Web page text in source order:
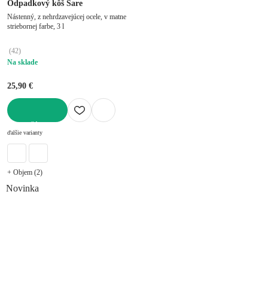
Odpadkový kôš Sare
Nástenný, z nehrdzavejúcej ocele, v matne
striebornej farbe, 3 l
(42)
Na sklade
25,90 €
ďalšie varianty
+ Objem (2)
Novinka